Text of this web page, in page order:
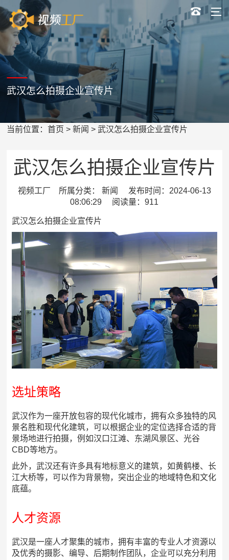
武汉怎么拍摄企业宣传片
当前位置：首页 >新闻 > 武汉怎么拍摄企业宣传片
武汉怎么拍摄企业宣传片
视频工厂 所属分类： 新闻 发布时间：2024-06-13
08:06:29 阅读量：911
武汉怎么拍摄企业宣传片
选址策略
武汉作为一座开放包容的现代化城市，拥有众多独特的风
景名胜和现代化建筑，可以根据企业的定位选择合适的背
景场地进行拍摄，例如汉口江滩、东湖风景区、光谷
CBD等地方。
此外，武汉还有许多具有地标意义的建筑，如黄鹤楼、长
江大桥等，可以作为背景物，突出企业的地域特色和文化
底蕴。
人才资源
武汉是一座人才聚集的城市，拥有丰富的专业人才资源以
及优秀的摄影、编导、后期制作团队，企业可以充分利用